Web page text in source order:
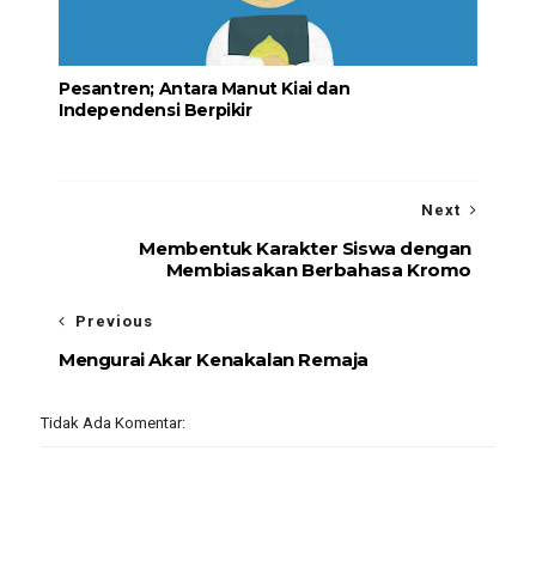
Pesantren; Antara Manut Kiai dan
Independensi Berpikir
Next
Membentuk Karakter Siswa dengan
Membiasakan Berbahasa Kromo
Previous
Mengurai Akar Kenakalan Remaja
Tidak Ada Komentar: